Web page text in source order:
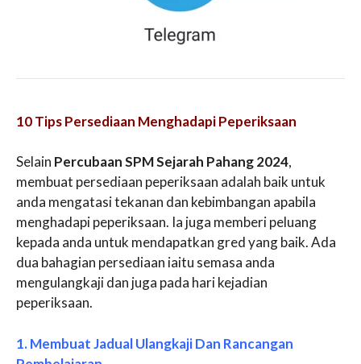
10 Tips Persediaan Menghadapi Peperiksaan
Selain Percubaan SPM Sejarah Pahang 2024,
membuat persediaan peperiksaan adalah baik untuk
anda mengatasi tekanan dan kebimbangan apabila
menghadapi peperiksaan. Ia juga memberi peluang
kepada anda untuk mendapatkan gred yang baik. Ada
dua bahagian persediaan iaitu semasa anda
mengulangkaji dan juga pada hari kejadian
peperiksaan.
1. Membuat Jadual Ulangkaji Dan Rancangan